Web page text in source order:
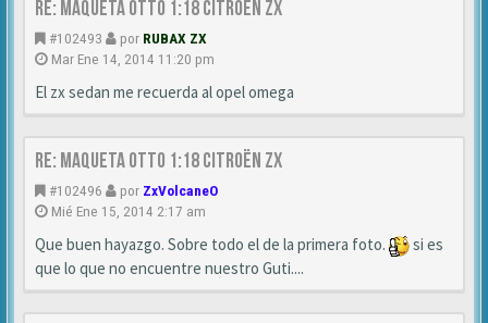
Re: MAQUETA OTTO 1:18 CITROËN ZX
#102493 por RUBAX ZX
Mar Ene 14, 2014 11:20 pm
El zx sedan me recuerda al opel omega
Re: MAQUETA OTTO 1:18 CITROËN ZX
#102496 por ZxVolcaneO
Mié Ene 15, 2014 2:17 am
Que buen hayazgo. Sobre todo el de la primera foto.
si es
que lo que no encuentre nuestro Guti....